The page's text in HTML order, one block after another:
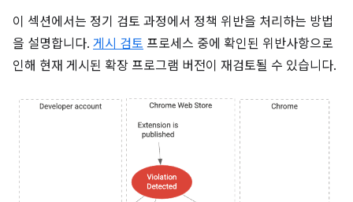
이 섹션에서는 정기 검토 과정에서 정책 위반을 처리하는 방법
을 설명합니다. 게시 검토 프로세스 중에 확인된 위반사항으로
인해 현재 게시된 확장 프로그램 버전이 재검토될 수 있습니다.